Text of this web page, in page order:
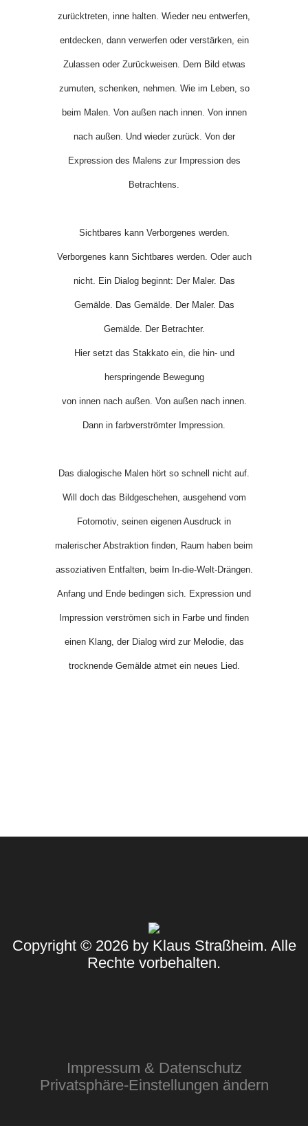
zurücktreten, inne halten. Wieder neu entwerfen,
entdecken, dann verwerfen oder verstärken, ein
Zulassen oder Zurückweisen. Dem Bild etwas
zumuten, schenken, nehmen. Wie im Leben, so
beim Malen. Von außen nach innen. Von innen
nach außen. Und wieder zurück. Von der
Expression des Malens zur Impression des
Betrachtens.
Sichtbares kann Verborgenes werden.
Verborgenes kann Sichtbares werden. Oder auch
nicht. Ein Dialog beginnt: Der Maler. Das
Gemälde. Das Gemälde. Der Maler. Das
Gemälde. Der Betrachter.
Hier setzt das Stakkato ein, die hin- und
herspringende Bewegung
von innen nach außen. Von außen nach innen.
Dann in farb­verströmter Impression.
Das dialogische Malen hört so schnell nicht auf.
Will doch das Bildgeschehen, ausgehend vom
Fotomotiv, seinen eigenen Ausdruck in
malerischer Abstraktion finden, Raum haben beim
assoziativen Entfalten, beim In-die-Welt-Drängen.
Anfang und Ende bedingen sich. Expression und
Impression verströmen sich in Farbe und finden
einen Klang, der Dialog wird zur Melodie, das
trocknende Gemälde atmet ein neues Lied.
Copyright © 2026 by Klaus Straßheim. Alle
Rechte vorbehalten.
Impressum & Datenschutz
Privatsphäre-Einstellungen ändern